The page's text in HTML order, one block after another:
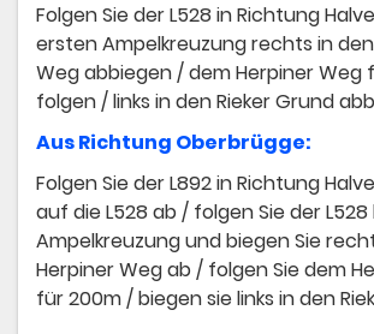
​Folgen Sie der L528 in Richtung
ersten Ampelkreuzung rechts in
Weg abbiegen / dem Herpiner Weg
folgen / links in den Rieker Grund
​Aus Richtung Oberbrügge:
Folgen Sie der L892 in Richtung
auf die L528 ab / folgen Sie der
Ampelkreuzung und biegen Sie
Herpiner Weg ab / folgen Sie dem
für 200m / biegen sie links in den